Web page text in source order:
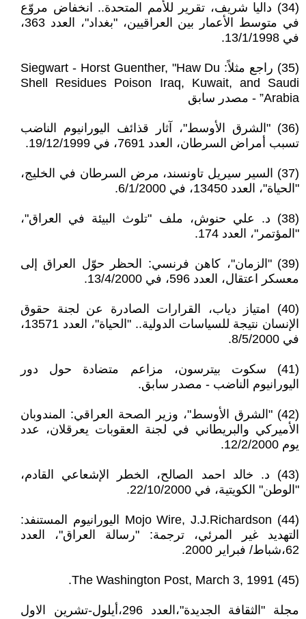
(34) داليا شريف، تقرير للأمم المتحدة.. انخفاض مروّع
في متوسط الأعمار بين العراقيين، "بغداد"، العدد 363،
في 13/1/1998.
(35) راجع مثلاً: Siegwart - Horst Guenther, "Haw Du
Shell Residues Poison Iraq, Kuwait, and Saudi
Arabia” - مصدر سابق
(36) "الشرق الأوسط"، آثار قذائف اليورانيوم الناضب
تسبب أمراض السرطان، العدد 7691، في 19/12/1999.
(37) السير سيريل تاونسند، مرض السرطان في الخليج،
"الحياة"، العدد 13450، في 6/1/2000.
(38) د. علي حنوش، ملف "تلوث البيئة في العراق"،
"المؤتمر"، العدد 174.
(39) "الزمان"، كاهن فرنسي: الحظر حوّل العراق إلى
معسكر اعتقال، العدد 596، في 13/4/2000.
(40) امتياز دياب، القرارات الصادرة عن لجنة حقوق
الإنسان نتيجة للسياسات الدولية.. "الحياة"، العدد 13571،
في 8/5/2000.
(41) سكوت بيترسون، مزاعم متضادة حول دور
اليورانيوم الناضب - مصدر سابق.
(42) "الشرق الأوسط"، وزير الصحة العراقي: المندوبان
الأميركي والبريطاني في لجنة العقوبات يعرقلان، عدد
يوم 12/2/2000.
(43) د. خالد احمد الصالح، الخطر الإشعاعي القادم،
"الوطن" الكويتية، في 22/10/2000.
(44) Mojo Wire, J.J.Richardson اليورانيوم المستنفد:
التهديد غير المرئي، ترجمة: "رسالة العراق"، العدد
62،شباط/ فبراير 2000.
(45) The Washington Post, March 3, 1991.
مجلة "الثقافة الجديدة"،العدد 296،أيلول-تشرين الاول